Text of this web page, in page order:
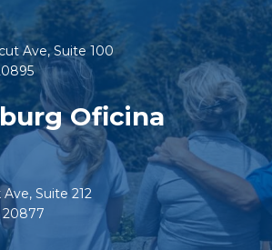
Ave, Suite 100
Oficina
Suite 212
20877